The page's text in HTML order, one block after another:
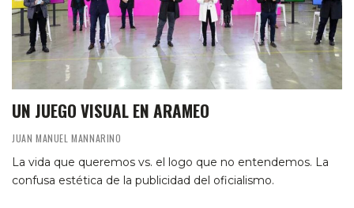
UN JUEGO VISUAL EN ARAMEO
JUAN MANUEL MANNARINO
La vida que queremos vs. el logo que no entendemos. La
confusa estética de la publicidad del oficialismo.